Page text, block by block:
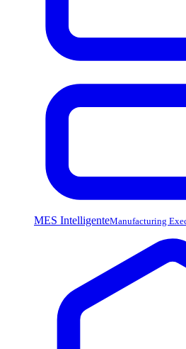
MES IntelligenteManufacturing